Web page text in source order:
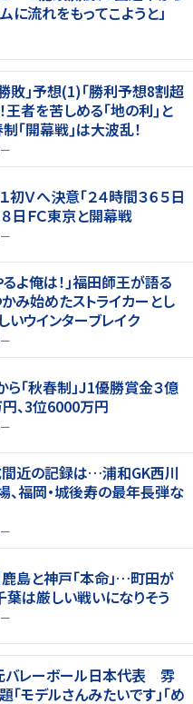
に流れをもってこようと」
敗｣予想(1)｢勝利予想8割超
王者を苦しめる｢地の利｣と
｢開幕戦｣は大波乱！
Ｖへ決意「２４時間３６５日
日ＦＣ東京と開幕戦
るよ俺は！｣福田師王が語る
み始めたストライカーとし
いウインターブレイク
ら「秋春制」J1優勝賞金３億
、3位6000万円
近の記録は…浦和GK西川
福岡・城後寿の最年長弾な
鹿島と神戸「本命」…町田が
は厳しい戦いになりそう
バレーボール日本代表 雰
モデルさんみたいです」「め